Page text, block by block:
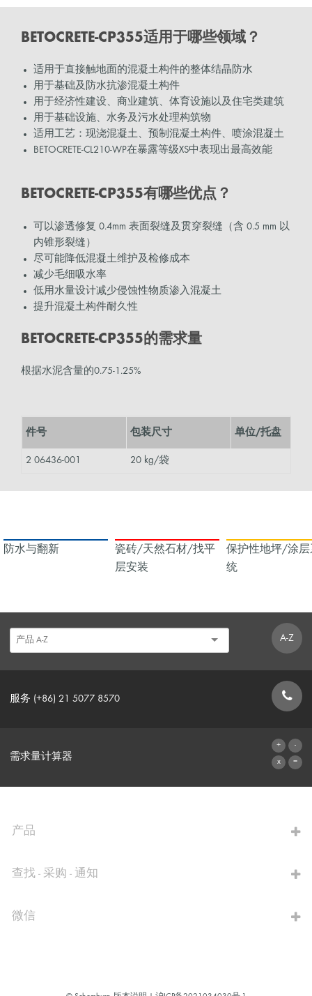
BETOCRETE-CP355适用于哪些领域？
适用于直接触地面的混凝土构件的整体结晶防水
用于基础及防水抗渗混凝土构件
用于经济性建设、商业建筑、体育设施以及住宅类建筑
用于基础设施、水务及污水处理构筑物
适用工艺：现浇混凝土、预制混凝土构件、喷涂混凝土
BETOCRETE-CL210-WP在暴露等级XS中表现出最高效能
BETOCRETE-CP355有哪些优点？
可以渗透修复 0.4mm 表面裂缝及贯穿裂缝（含 0.5 mm 以
内锥形裂缝）
尽可能降低混凝土维护及检修成本
减少毛细吸水率
低用水量设计减少侵蚀性物质渗入混凝土
提升混凝土构件耐久性
BETOCRETE-CP355的需求量
根据水泥含量的0.75-1.25%
件号 包装尺寸 单位/托盘
2 06436-001 20 kg/袋
防水与翻新
瓷砖/天然石材/找平
层安装
保护性地坪/涂层
统
A-Z
服务 (+86) 21 5077 8570
需求量计算器
产品
查找 - 采购 - 通知
微信